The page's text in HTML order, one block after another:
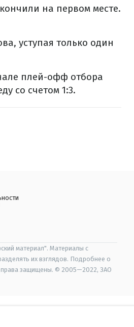
на первом месте.
уступая только один
плей-офф отбора
со счетом 1:3.
материал". Материалы с
их взглядов. Подробнее о
права защищены. © 2005—2022, ЗАО